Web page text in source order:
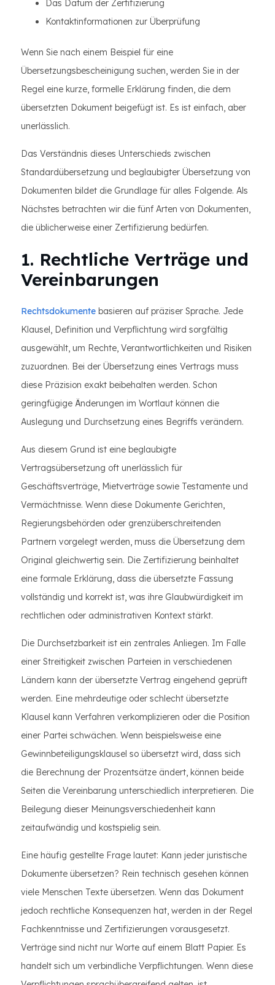
Das Datum der Zertifizierung
Kontaktinformationen zur Überprüfung
Wenn Sie nach einem Beispiel für eine
Übersetzungsbescheinigung suchen, werden Sie in der
Regel eine kurze, formelle Erklärung finden, die dem
übersetzten Dokument beigefügt ist. Es ist einfach, aber
unerlässlich.
Das Verständnis dieses Unterschieds zwischen
Standardübersetzung und beglaubigter Übersetzung von
Dokumenten bildet die Grundlage für alles Folgende. Als
Nächstes betrachten wir die fünf Arten von Dokumenten,
die üblicherweise einer Zertifizierung bedürfen.
1. Rechtliche Verträge und
Vereinbarungen
Rechtsdokumente basieren auf präziser Sprache. Jede
Klausel, Definition und Verpflichtung wird sorgfältig
ausgewählt, um Rechte, Verantwortlichkeiten und Risiken
zuzuordnen. Bei der Übersetzung eines Vertrags muss
diese Präzision exakt beibehalten werden. Schon
geringfügige Änderungen im Wortlaut können die
Auslegung und Durchsetzung eines Begriffs verändern.
Aus diesem Grund ist eine beglaubigte
Vertragsübersetzung oft unerlässlich für
Geschäftsverträge, Mietverträge sowie Testamente und
Vermächtnisse. Wenn diese Dokumente Gerichten,
Regierungsbehörden oder grenzüberschreitenden
Partnern vorgelegt werden, muss die Übersetzung dem
Original gleichwertig sein. Die Zertifizierung beinhaltet
eine formale Erklärung, dass die übersetzte Fassung
vollständig und korrekt ist, was ihre Glaubwürdigkeit im
rechtlichen oder administrativen Kontext stärkt.
Die Durchsetzbarkeit ist ein zentrales Anliegen. Im Falle
einer Streitigkeit zwischen Parteien in verschiedenen
Ländern kann der übersetzte Vertrag eingehend geprüft
werden. Eine mehrdeutige oder schlecht übersetzte
Klausel kann Verfahren verkomplizieren oder die Position
einer Partei schwächen. Wenn beispielsweise eine
Gewinnbeteiligungsklausel so übersetzt wird, dass sich
die Berechnung der Prozentsätze ändert, können beide
Seiten die Vereinbarung unterschiedlich interpretieren. Die
Beilegung dieser Meinungsverschiedenheit kann
zeitaufwändig und kostspielig sein.
Eine häufig gestellte Frage lautet: Kann jeder juristische
Dokumente übersetzen? Rein technisch gesehen können
viele Menschen Texte übersetzen. Wenn das Dokument
jedoch rechtliche Konsequenzen hat, werden in der Regel
Fachkenntnisse und Zertifizierungen vorausgesetzt.
Verträge sind nicht nur Worte auf einem Blatt Papier. Es
handelt sich um verbindliche Verpflichtungen. Wenn diese